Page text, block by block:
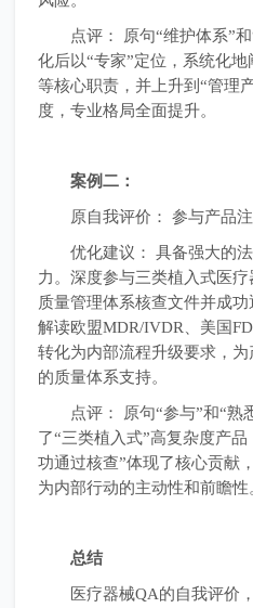
点评： 原句“维护体系”
化后以“专家”定位，系统化地
等核心职责，并上升到“管理
度，专业格局全面提升。
案例二：
原自我评价： 参与产品
优化建议： 具备强大的
力。深度参与三类植入式医
质量管理体系核查文件并成
解读欧盟MDR/IVDR、美国
转化为内部流程升级要求，
的质量体系支持。
点评： 原句“参与”和“熟
了“三类植入式”高复杂度产
功通过核查”体现了核心贡献
为内部行动的主动性和前瞻性
总结
医疗器械QA的自我评价